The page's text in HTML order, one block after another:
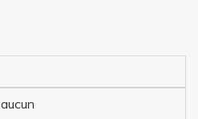
aucun